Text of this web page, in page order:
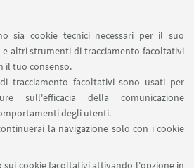
sia cookie tecnici necessari per il suo
e altri strumenti di tracciamento facoltativi
il tuo consenso.
tracciamento facoltativi sono usati per
sull'efficacia della comunicazione
degli utenti.
la navigazione solo con i cookie
sui cookie facoltativi attivando l'opzione in
con un nome "di elezione".
diversità e inclusione in